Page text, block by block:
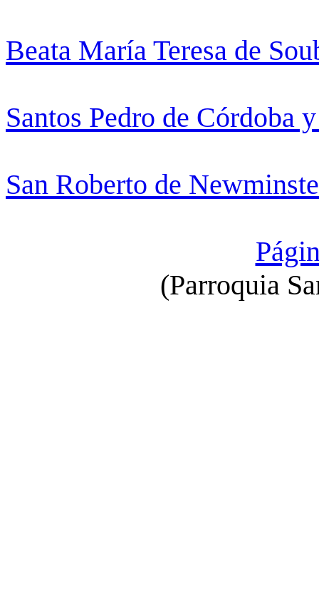
Beata María Teresa de
Santos Pedro de Córdoba
San Roberto de
(Parroquia